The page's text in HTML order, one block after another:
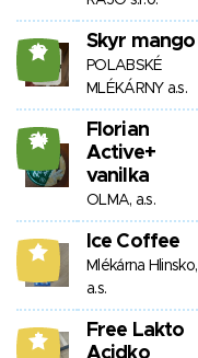
19 Skyr mango
POLABSKÉ
MLÉKÁRNY a.s.
24
Florian
Active+
vanilka
OLMA, a.s.
6 Ice Coffee
Mlékárna Hlinsko,
a.s.
7
Free Lakto
Acidko